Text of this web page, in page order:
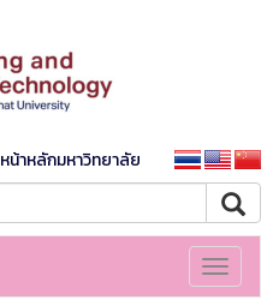
หน้าหลักมหาวิทยาลัย
Toggle